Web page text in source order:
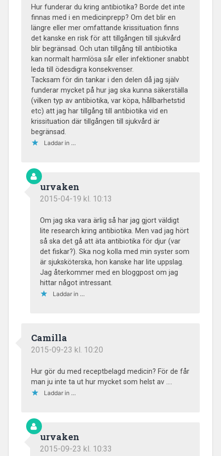
Hur funderar du kring antibiotika? Borde det inte
finnas med i en medicinprepp? Om det blir en
längre eller mer omfattande krissituation finns
det kanske en risk för att tillgången till sjukvård
blir begränsad. Och utan tillgång till antibiotika
kan normalt harmlösa sår eller infektioner snabbt
leda till ödesdigra konsekvenser.
Tacksam för din tankar i den delen då jag själv
funderar mycket på hur jag ska kunna säkerställa
(vilken typ av antibiotika, var köpa, hållbarhetstid
etc) att jag har tillgång till antibiotika vid en
krissituation där tillgången till sjukvård är
begränsad.
Laddar in …
urvaken
2015-04-19 kl. 10:13
Om jag ska vara ärlig så har jag gjort väldigt
lite research kring antibiotika. Men vad jag hört
så ska det gå att äta antibiotika för djur (var
det fiskar?). Ska nog kolla med min syster som
är sjuksköterska, hon kanske har lite uppslag.
Jag återkommer med en bloggpost om jag
hittar något intressant.
Laddar in …
Camilla
2015-09-23 kl. 10:20
Hur gör du med receptbelagd medicin? För de får
man ju inte ta ut hur mycket som helst av ….
Laddar in …
urvaken
2015-09-23 kl. 10:33